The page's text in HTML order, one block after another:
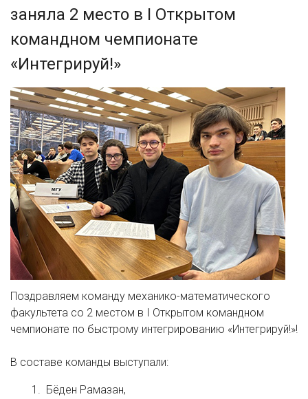
заняла 2 место в I Открытом
командном чемпионате
«Интегрируй!»
Поздравляем команду механико-математического
факультета со 2 местом в I Открытом командном
чемпионате по быстрому интегрированию «Интегрируй!»!
В составе команды выступали:
Бëден Рамазан,